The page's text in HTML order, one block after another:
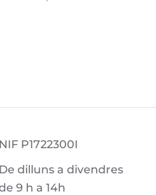
NIF P1722300I
De dilluns a divendres
9 h a 14h